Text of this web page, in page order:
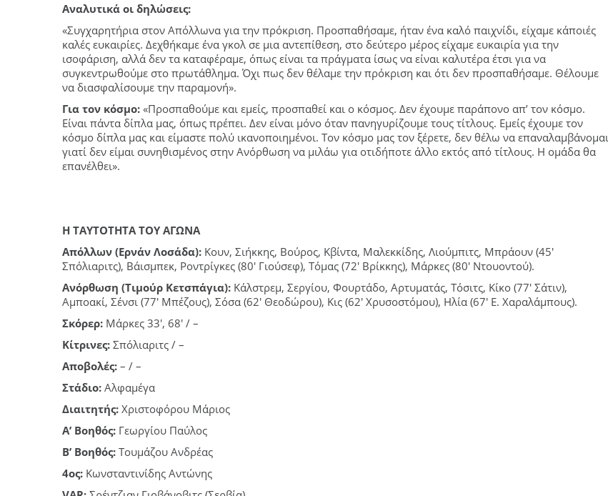
Αναλυτικά οι δηλώσεις:
«Συγχαρητήρια στον Απόλλωνα για την πρόκριση. Προσπαθήσαμε, ήταν ένα καλό παιχνίδι, είχαμε κάποιές
καλές ευκαιρίες. Δεχθήκαμε ένα γκολ σε μια αντεπίθεση, στο δεύτερο μέρος είχαμε ευκαιρία για την
ισοφάριση, αλλά δεν τα καταφέραμε, όπως είναι τα πράγματα ίσως να είναι καλυτέρα έτσι για να
συγκεντρωθούμε στο πρωτάθλημα. Όχι πως δεν θέλαμε την πρόκριση και ότι δεν προσπαθήσαμε. Θέλουμε
να διασφαλίσουμε την παραμονή».
Για τον κόσμο: «Προσπαθούμε και εμείς, προσπαθεί και ο κόσμος. Δεν έχουμε παράπονο απ’ τον κόσμο.
Είναι πάντα δίπλα μας, όπως πρέπει. Δεν είναι μόνο όταν πανηγυρίζουμε τους τίτλους. Εμείς έχουμε τον
κόσμο δίπλα μας και είμαστε πολύ ικανοποιημένοι. Τον κόσμο μας τον ξέρετε, δεν θέλω να επαναλαμβάνομαι
γιατί δεν είμαι συνηθισμένος στην Aνόρθωση να μιλάω για οτιδήποτε άλλο εκτός από τίτλους. Η ομάδα θα
επανέλθει».
Η ΤΑΥΤΟΤΗΤΑ ΤΟΥ ΑΓΩΝΑ
Απόλλων (Ερνάν Λοσάδα): Κουν, Σιήκκης, Βούρος, Κβίντα, Μαλεκκίδης, Λιούμπιτς, Μπράουν (45′
Σπόλιαριτς), Βάισμπεκ, Ροντρίγκες (80′ Γιούσεφ), Τόμας (72′ Βρίκκης), Μάρκες (80′ Ντουοντού).
Ανόρθωση (Τιμούρ Κετσπάγια): Κάλστρεμ, Σεργίου, Φουρτάδο, Αρτυματάς, Τόσιτς, Κίκο (77′ Σάτιν),
Αμποακί, Σένσι (77′ Μπέζους), Σόσα (62′ Θεοδώρου), Κις (62′ Χρυσοστόμου), Ηλία (67′ Ε. Χαραλάμπους).
Σκόρερ: Μάρκες 33′, 68′ / –
Κίτρινες: Σπόλιαριτς / –
Αποβολές: – / –
Στάδιο: Αλφαμέγα
Διαιτητής: Χριστοφόρου Μάριος
Α’ Βοηθός: Γεωργίου Παύλος
Β’ Βοηθός: Τουμάζου Ανδρέας
4ος: Κωνσταντινίδης Αντώνης